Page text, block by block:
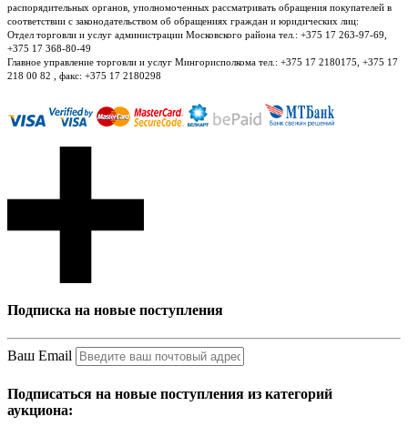
распорядительных органов, уполномоченных рассматривать обращения покупателей в
соответствии с законодательством об обращениях граждан и юридических лиц:
Отдел торговли и услуг администрации Московского района тел.: +375 17 263-97-69,
+375 17 368-80-49
Главное управление торговли и услуг Мингорисполкома тел.: +375 17 2180175, +375 17
218 00 82 , факс: +375 17 2180298
Подписка на новые поступления
Ваш Email
Подписаться на новые поступления из категорий
аукциона: